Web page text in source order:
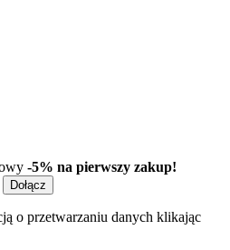
-5% na pierwszy zakup!
Dołącz
o przetwarzaniu danych klikając